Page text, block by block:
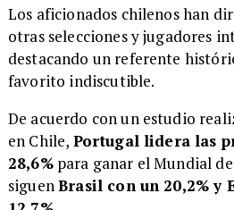
Los aficionados chilenos han
otras selecciones y jugadores
destacando un referente
favorito indiscutible.
De acuerdo con un estudio
en Chile, Portugal lidera las
28,6%para ganar el Mundial
siguenBrasil con un 20,2% y